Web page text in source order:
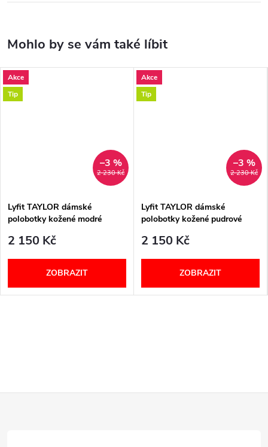
Akce
Tip
2 230 Kč
–3 %
Lyfit TAYLOR dámské
polobotky kožené modré
2 150 Kč
ZOBRAZIT
Akce
Tip
2 230 Kč
–3 %
Lyfit TAYLOR dámské
polobotky kožené pudrové
2 150 Kč
ZOBRAZIT